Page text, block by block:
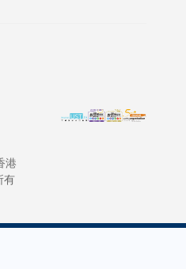
港
有